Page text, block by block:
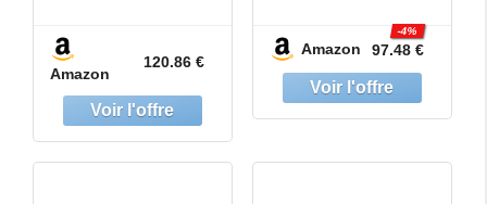
(Produit seul) en
MAKPAC -
MAKITA
DBO480ZJ
Amazon
120.86 €
(Produit seul) -
MAKITA
DBO480Z
Amazon 97.48 €
-4%